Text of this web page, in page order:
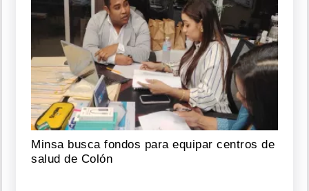
Minsa busca fondos para equipar centros de
salud de Colón